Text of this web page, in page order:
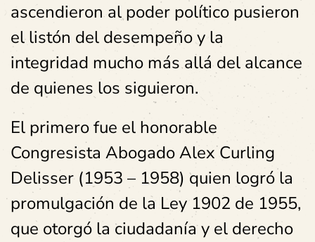
ascendieron al poder político pusieron
el listón del desempeño y la
integridad mucho más allá del alcance
de quienes los siguieron.
El primero fue el honorable
Congresista Abogado Alex Curling
Delisser (1953 – 1958) quien logró la
promulgación de la Ley 1902 de 1955,
que otorgó la ciudadanía y el derecho